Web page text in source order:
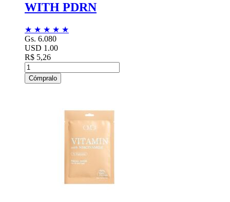
WITH PDRN
★ ★ ★ ★ ★
Gs. 6.080
USD 1.00
R$ 5,26
Cómpralo